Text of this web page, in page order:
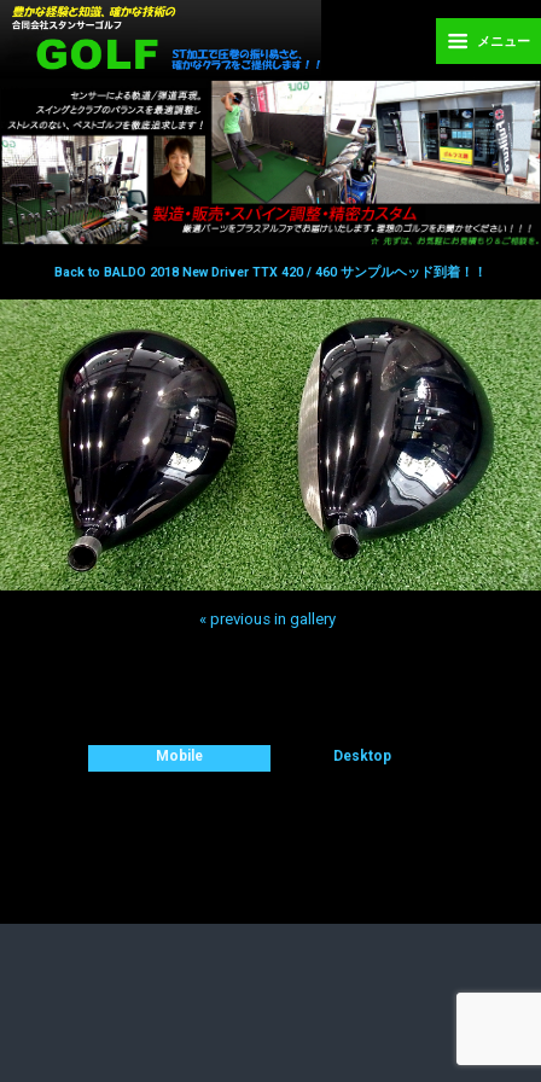
メニュー
Back to BALDO 2018 New Driver TTX 420 / 460 サンプルヘッド到着！！
« previous in gallery
Mobile Desktop